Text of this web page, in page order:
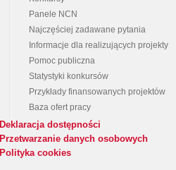
Panele NCN
Najczęściej zadawane pytania
Informacje dla realizujących projekty
Pomoc publiczna
Statystyki konkursów
Przykłady finansowanych projektów
Baza ofert pracy
Deklaracja dostępności
Przetwarzanie danych osobowych
Polityka cookies